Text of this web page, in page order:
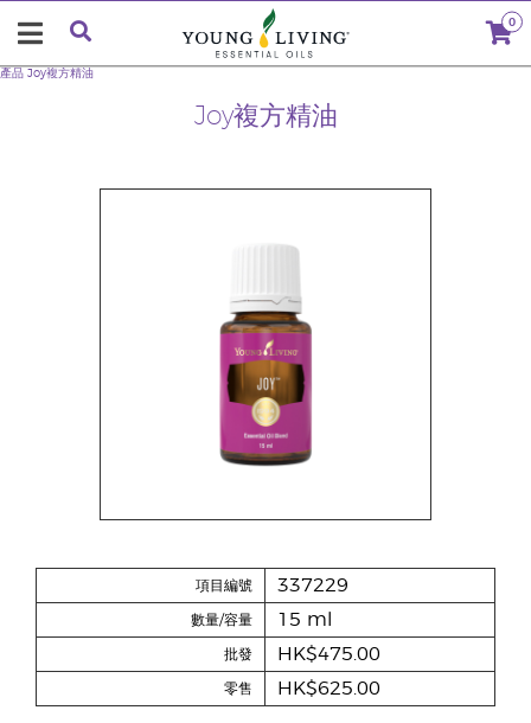
0
Joy複方精油
產品 Joy複方精油
項目編號 337229
數量/容量 15 ml
批發 HK$475.00
零售 HK$625.00